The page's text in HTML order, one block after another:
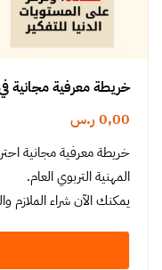
خريطة معرفية مجانية
0,00 ر.س
خريطة معرفية مجانية
المهنية التربوي العام.
يمكنك الآن شراء